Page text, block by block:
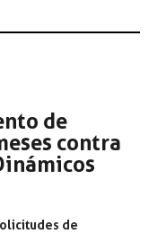
de
contra
de